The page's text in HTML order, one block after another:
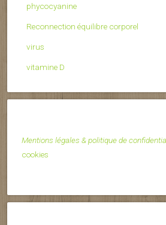
phycocyanine
Reconnection équilibre corporel
virus
vitamine D
Mentions légales & politique de
cookies